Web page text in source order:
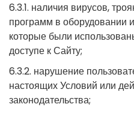
6.3.1. наличия вирусов,
программ в оборудовании
которые были
доступе к Сайту;
6.3.2. нарушение
настоящих Условий или
законодательства;